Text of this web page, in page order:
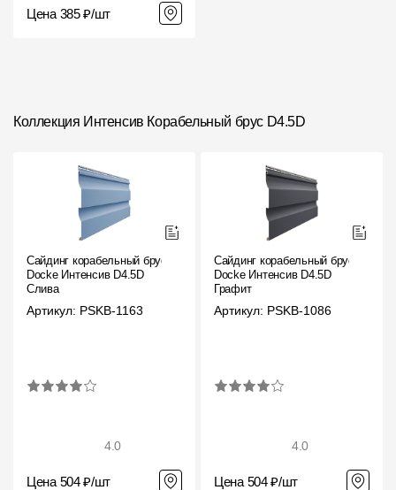
Цена 385 ₽/шт
Коллекция Интенсив Ко­ра­бель­ный брус D4.5D
Сайдинг корабельный брус
Docke Интенсив D4.5D
Слива
Артикул: PSKB-1163
4.0
Цена 504 ₽/шт
Сайдинг корабельный брус
Docke Интенсив D4.5D
Графит
Артикул: PSKB-1086
4.0
Цена 504 ₽/шт